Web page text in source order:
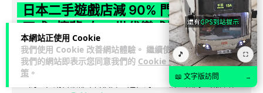
本網站正使用 Cookie
我們使用 Cookie 改善網站體驗。 繼續使用
我們的網站即表示您同意我們的 Cookie 政
策 。
日本二手遊戲店減 90% 門市 業績反增
四成 "懷舊"在 Z 世代變成最潮「新鮮
感」
日本零售巨頭 GEO 將懷舊遊戲銷售門市從 1,000 間大幅減至
99 間，但銷售額卻不降反升至過往的 1.4 倍。做到「減店增
🎵 ⛶
📖 文字版訪問 →